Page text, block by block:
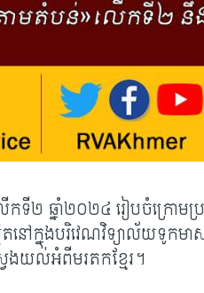
កទី២ ឆ្នាំ២០២៤ រៀបចំក្រោម
តនៅក្នុងបរិវេណវិទ្យាល័យទូកម
ែងយល់អំពីមរតកខ្មែរ។